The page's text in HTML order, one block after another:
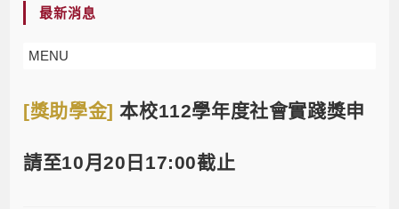
最新消息
MENU
[獎助學金]本校112學年度社會實踐獎申
請至10月20日17:00截止